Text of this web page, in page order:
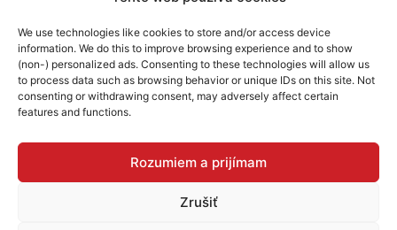
We use technologies like cookies to store and/or access device
information. We do this to improve browsing experience and to show
(non-) personalized ads. Consenting to these technologies will allow us
to process data such as browsing behavior or unique IDs on this site. Not
consenting or withdrawing consent, may adversely affect certain
features and functions.
Rozumiem a prijímam
Zrušiť
© 2026 SANAS, a.s.
Ochrana osobných údajov / GDPR